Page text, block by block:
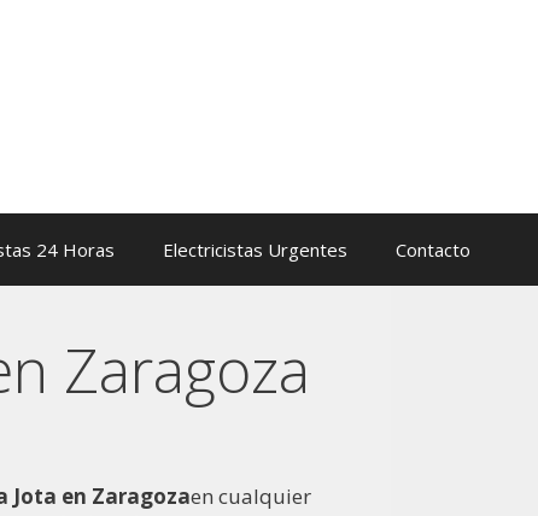
24 Horas Electricistas Urgentes Contacto
Zaragoza
Jota en Zaragozaen cualquier